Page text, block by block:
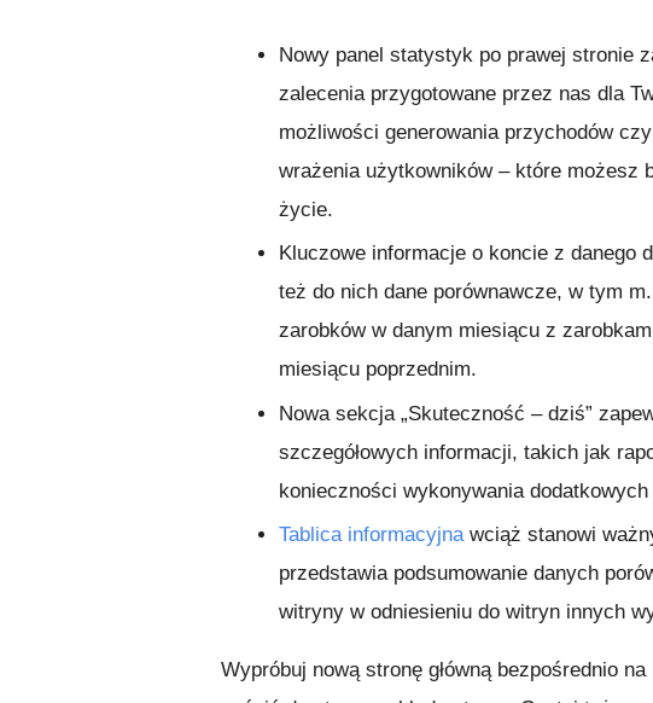
Nowy panel statystyk po prawej stronie
zalecenia przygotowane przez nas dla
możliwości generowania przychodów
wrażenia użytkowników – które możesz
życie.
Kluczowe informacje o koncie z danego
też do nich dane porównawcze, w tym
zarobków w danym miesiącu z
miesiącu poprzednim.
Nowa sekcja „Skuteczność – dziś”
szczegółowych informacji, takich jak
konieczności wykonywania
Tablica informacyjna wciąż stanowi
przedstawia podsumowanie danych
witryny w odniesieniu do witryn innych
Wypróbuj nową stronę główną bezpośrednio